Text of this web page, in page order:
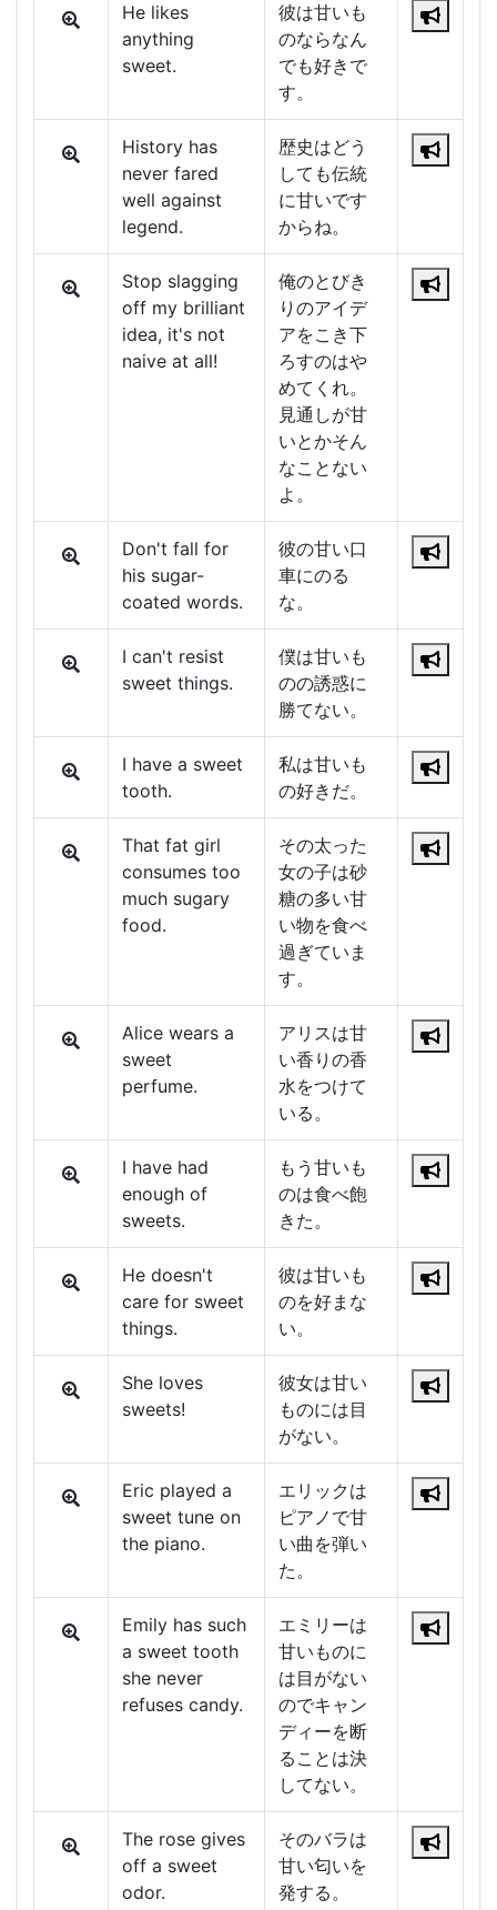
He likes
anything
sweet.
彼は甘いも
のならなん
でも好きで
す。
History has
never fared
well against
legend.
歴史はどう
しても伝統
に甘いです
からね。
Stop slagging
off my brilliant
idea, it's not
naive at all!
俺のとびき
りのアイデ
アをこき下
ろすのはや
めてくれ。
見通しが甘
いとかそん
なことない
よ。
Don't fall for
his sugar-
coated words.
彼の甘い口
車にのる
な。
I can't resist
sweet things.
僕は甘いも
のの誘惑に
勝てない。
I have a sweet
tooth.
私は甘いも
の好きだ。
That fat girl
consumes too
much sugary
food.
その太った
女の子は砂
糖の多い甘
い物を食べ
過ぎていま
す。
Alice wears a
sweet
perfume.
アリスは甘
い香りの香
水をつけて
いる。
I have had
enough of
sweets.
もう甘いも
のは食べ飽
きた。
He doesn't
care for sweet
things.
彼は甘いも
のを好まな
い。
She loves
sweets!
彼女は甘い
ものには目
がない。
Eric played a
sweet tune on
the piano.
エリックは
ピアノで甘
い曲を弾い
た。
Emily has such
a sweet tooth
she never
refuses candy.
エミリーは
甘いものに
は目がない
のでキャン
ディーを断
ることは決
してない。
The rose gives
off a sweet
odor.
そのバラは
甘い匂いを
発する。